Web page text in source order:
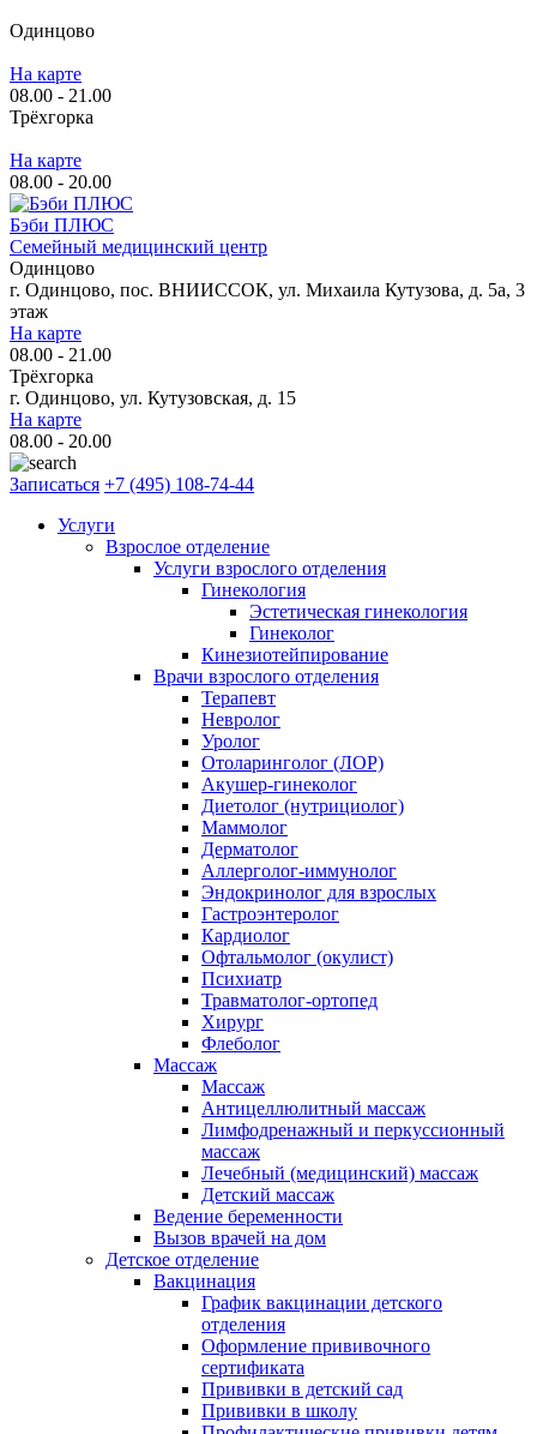
Одинцово
На карте
08.00 - 21.00
Трёхгорка
На карте
08.00 - 20.00
Бэби ПЛЮС
Семейный медицинский центр
Одинцово
г. Одинцово, пос. ВНИИССОК, ул. Михаила Кутузова, д. 5а, 3
этаж
На карте
08.00 - 21.00
Трёхгорка
г. Одинцово, ул. Кутузовская, д. 15
На карте
08.00 - 20.00
Записаться +7 (495) 108-74-44
Услуги
Взрослое отделение
Услуги взрослого отделения
Гинекология
Эстетическая гинекология
Гинеколог
Кинезиотейпирование
Врачи взрослого отделения
Терапевт
Невролог
Уролог
Отоларинголог (ЛОР)
Акушер-гинеколог
Диетолог (нутрициолог)
Маммолог
Дерматолог
Аллерголог-иммунолог
Эндокринолог для взрослых
Гастроэнтеролог
Кардиолог
Офтальмолог (окулист)
Психиатр
Травматолог-ортопед
Хирург
Флеболог
Массаж
Массаж
Антицеллюлитный массаж
Лимфодренажный и перкуссионный
массаж
Лечебный (медицинский) массаж
Детский массаж
Ведение беременности
Вызов врачей на дом
Детское отделение
Вакцинация
График вакцинации детского
отделения
Оформление прививочного
сертификата
Прививки в детский сад
Прививки в школу